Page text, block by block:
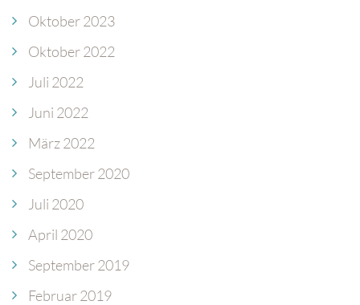
Oktober 2023
Oktober 2022
Juli 2022
Juni 2022
März 2022
September 2020
Juli 2020
April 2020
September 2019
Februar 2019